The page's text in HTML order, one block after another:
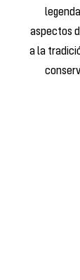
aspectos
a la